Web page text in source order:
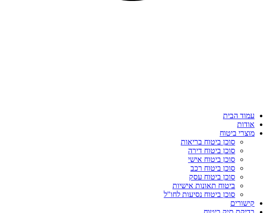
עמוד הבית
אודות
מוצרי ביטוח
סוכן ביטוח בריאות
סוכן ביטוח דירה
סוכן ביטוח אישי
סוכן ביטוח רכב
סוכן ביטוח עסק
ביטוח תאונות אישיות
סוכן ביטוח נסיעות לחו"ל
קישורים